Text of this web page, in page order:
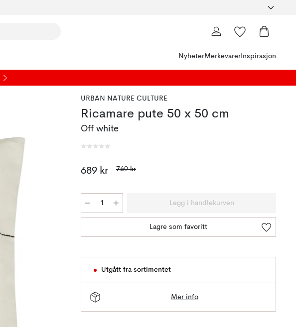
NyheterMerkevarer Inspirasjon
URBAN NATURE CULTURE
Ricamare pute 50 x 50 cm
Off white
689 kr 769 kr
Legg i handlekurven
Lagre som favoritt
Utgått fra sortimentet
Mer info